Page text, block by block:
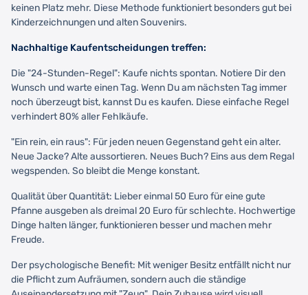
keinen Platz mehr. Diese Methode funktioniert besonders gut bei
Kinderzeichnungen und alten Souvenirs.
Nachhaltige Kaufentscheidungen treffen:
Die "24-Stunden-Regel": Kaufe nichts spontan. Notiere Dir den
Wunsch und warte einen Tag. Wenn Du am nächsten Tag immer
noch überzeugt bist, kannst Du es kaufen. Diese einfache Regel
verhindert 80% aller Fehlkäufe.
"Ein rein, ein raus": Für jeden neuen Gegenstand geht ein alter.
Neue Jacke? Alte aussortieren. Neues Buch? Eins aus dem Regal
wegspenden. So bleibt die Menge konstant.
Qualität über Quantität: Lieber einmal 50 Euro für eine gute
Pfanne ausgeben als dreimal 20 Euro für schlechte. Hochwertige
Dinge halten länger, funktionieren besser und machen mehr
Freude.
Der psychologische Benefit: Mit weniger Besitz entfällt nicht nur
die Pflicht zum Aufräumen, sondern auch die ständige